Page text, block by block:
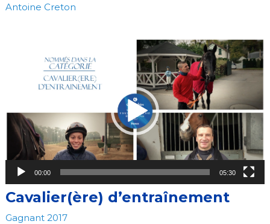
Antoine Creton
00:00 05:30
Cavalier(ère) d’entraînement
Gagnant 2017